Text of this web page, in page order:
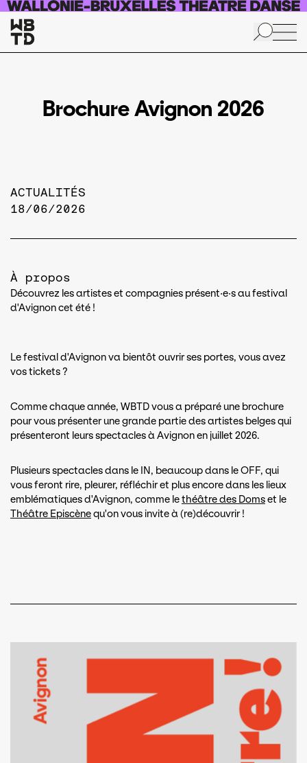
Aller au contenu principal
Brochure Avignon 2026
ACTUALITÉS
18/06/2026
À propos
Découvrez les artistes et compagnies présent·e·s au festival
d'Avignon cet été !
Le festival d'Avignon va bientôt ouvrir ses portes, vous avez
vos tickets ?
Comme chaque année, WBTD vous a préparé une brochure
pour vous présenter une grande partie des artistes belges qui
présenteront leurs spectacles à Avignon en juillet 2026.
Plusieurs spectacles dans le IN, beaucoup dans le OFF, qui
vous feront rire, pleurer, réfléchir et plus encore dans les lieux
emblématiques d'Avignon, comme lethéâtre des Domset le
Théâtre Episcènequ'on vous invite à (re)découvrir !